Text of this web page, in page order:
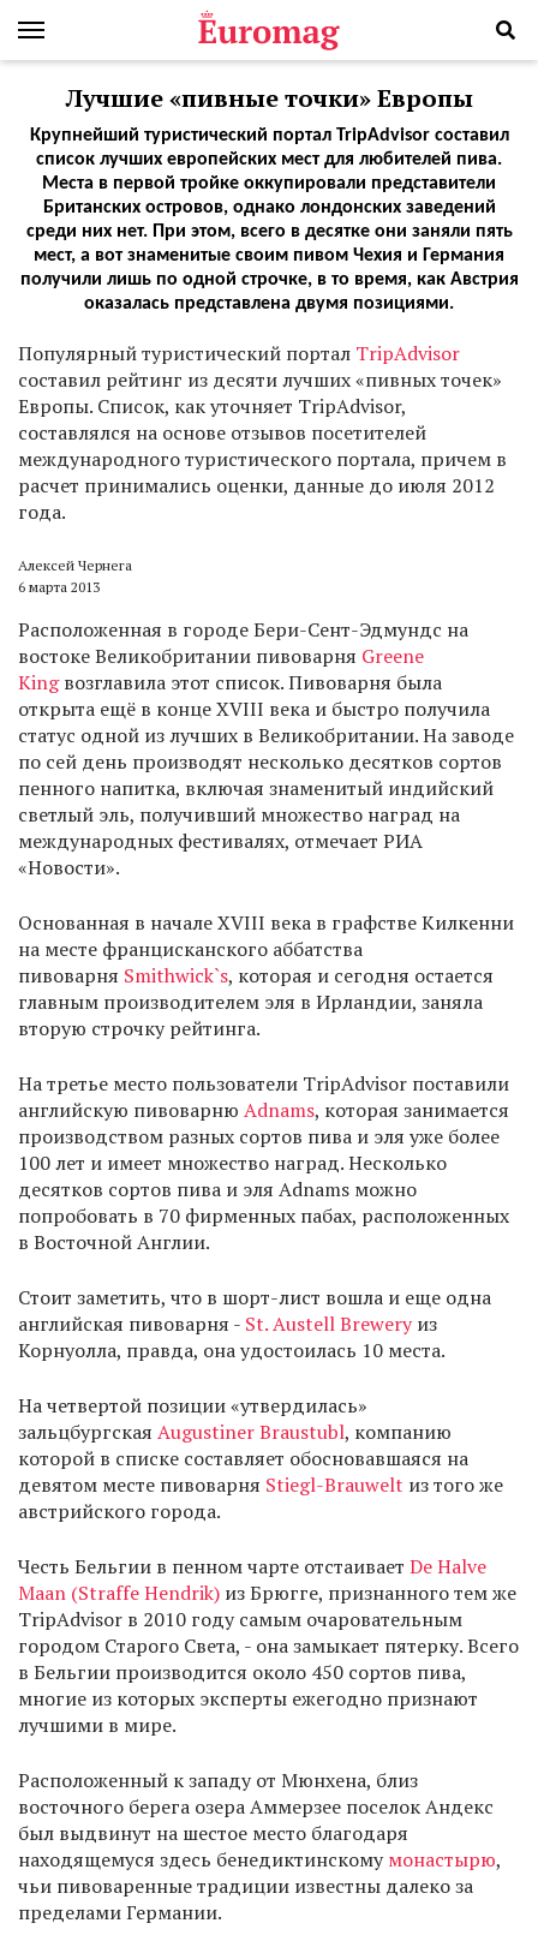
Лучшие «пивные точки» Европы
Крупнейший туристический портал TripAdvisor составил
список лучших европейских мест для любителей пива.
Места в первой тройке оккупировали представители
Британских островов, однако лондонских заведений
среди них нет. При этом, всего в десятке они заняли пять
мест, а вот знаменитые своим пивом Чехия и Германия
получили лишь по одной строчке, в то время, как Австрия
оказалась представлена двумя позициями.
Популярный туристический портал TripAdvisor
составил рейтинг из десяти лучших «пивных точек»
Европы. Список, как уточняет TripAdvisor,
составлялся на основе отзывов посетителей
международного туристического портала, причем в
расчет принимались оценки, данные до июля 2012
года.
Алексей Чернега
6 марта 2013
Расположенная в городе Бери-Сент-Эдмундс на
востоке Великобритании пивоварня Greene
Kingвозглавила этот список. Пивоварня была
открыта ещё в конце XVIII века и быстро получила
статус одной из лучших в Великобритании. На заводе
по сей день производят несколько десятков сортов
пенного напитка, включая знаменитый индийский
светлый эль, получивший множество наград на
международных фестивалях, отмечает РИА
«Новости».
Основанная в начале XVIII века в графстве Килкенни
на месте францисканского аббатства
пивоварня Smithwick`s, которая и сегодня остается
главным производителем эля в Ирландии, заняла
вторую строчку рейтинга.
На третье место пользователи TripAdvisor поставили
английскую пивоварню Adnams, которая занимается
производством разных сортов пива и эля уже более
100 лет и имеет множество наград. Несколько
десятков сортов пива и эля Adnams можно
попробовать в 70 фирменных пабах, расположенных
в Восточной Англии.
Стоит заметить, что в шорт-лист вошла и еще одна
английская пивоварня - St. Austell Breweryиз
Корнуолла, правда, она удостоилась 10 места.
На четвертой позиции «утвердилась»
зальцбургская Augustiner Braustubl, компанию
которой в списке составляет обосновавшаяся на
девятом месте пивоварня Stiegl-Brauwelt из того же
австрийского города.
Честь Бельгии в пенном чарте отстаивает De Halve
Maan (Straffe Hendrik) из Брюгге, признанного тем же
TripAdvisor в 2010 году самым очаровательным
городом Старого Света, - она замыкает пятерку. Всего
в Бельгии производится около 450 сортов пива,
многие из которых эксперты ежегодно признают
лучшими в мире.
Расположенный к западу от Мюнхена, близ
восточного берега озера Аммерзее поселок Андекс
был выдвинут на шестое место благодаря
находящемуся здесь бенедиктинскомумонастырю,
чьи пивоваренные традиции известны далеко за
пределами Германии.